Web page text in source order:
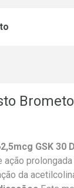
GSK 30
da